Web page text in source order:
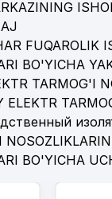
FUQAROLIK
BO'YICHA
TARMOG'I
ELEKTR
BO'YICHA